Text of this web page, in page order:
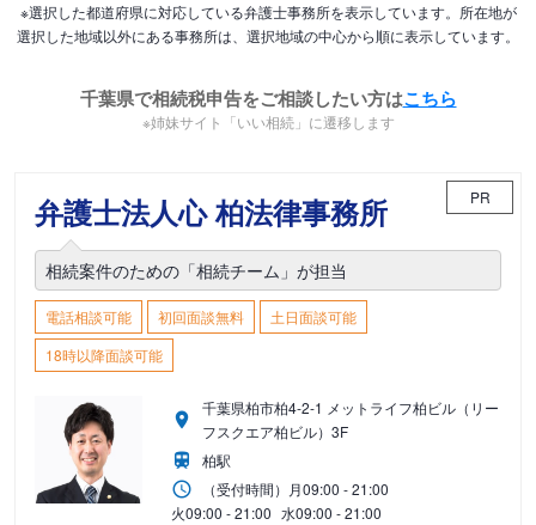
※選択した都道府県に対応している弁護士事務所を表示しています。所在地が
選択した地域以外にある事務所は、選択地域の中心から順に表示しています。
千葉県で相続税申告をご相談したい方はこちら
※姉妹サイト「いい相続」に遷移します
弁護士法人心 柏法律事務所 PR
相続案件のための「相続チーム」が担当
電話相談可能 初回面談無料
土日面談可能
18時以降面談可能
千葉県柏市柏4-2-1 メットライフ柏ビル（リー
フスクエア柏ビル）3F
柏駅
（受付時間） 月09:00 - 21:00
火09:00 - 21:00 水09:00 - 21:00